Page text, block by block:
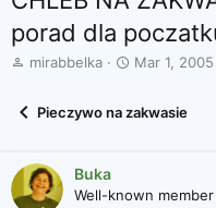
porad dla
A
ą
t
mirabbelka
D
a
p
Mar 1, 2005
Pieczywo na zakwasie
Buka
Well-known member